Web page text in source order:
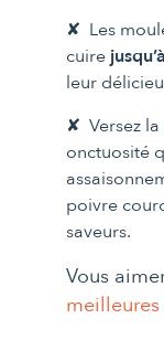
Les
cuire
leur
Versez
onctuosité
poivre
saveurs.
Vous